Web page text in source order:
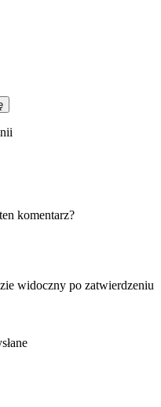
komentarz?
widoczny po zatwierdzeniu